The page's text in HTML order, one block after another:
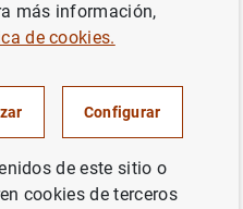
la liquidación de
en el Eurosistema
más información,
de cookies.
Configurar
de este sitio o
cookies de terceros